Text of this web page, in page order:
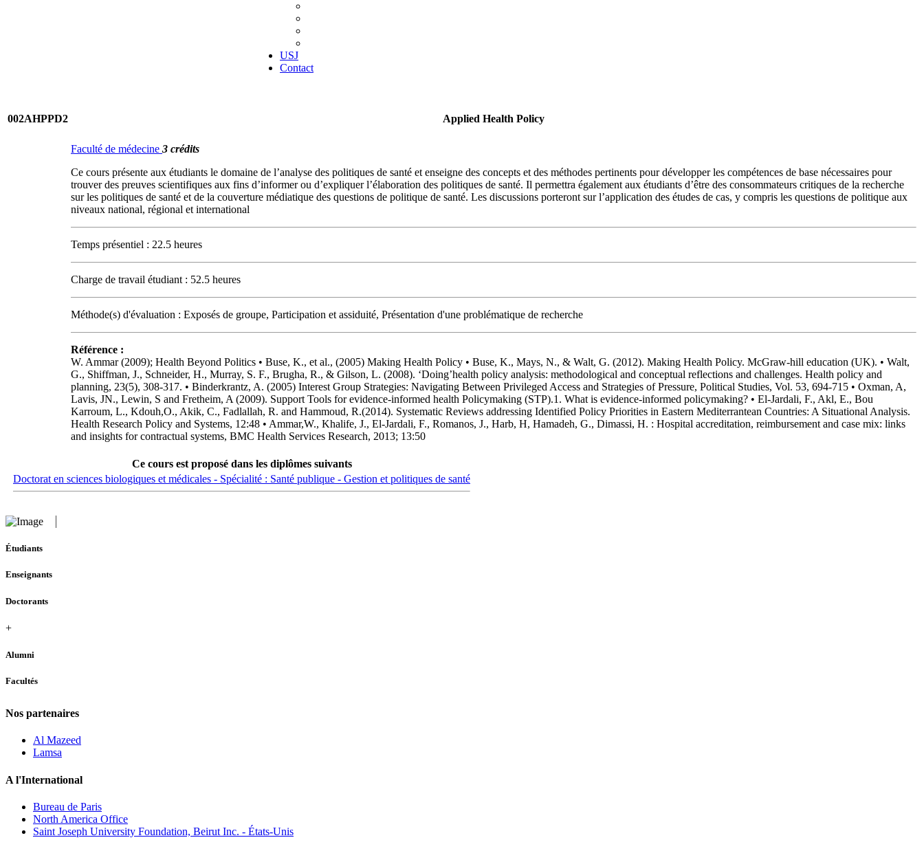
USJ
Contact
002AHPPD2 Applied Health Policy
Faculté de médecine 3 crédits
Ce cours présente aux étudiants le domaine de l’analyse des politiques de santé et enseigne des concepts et des méthodes pertinents pour développer les compétences de base nécessaires pour
trouver des preuves scientifiques aux fins d’informer ou d’expliquer l’élaboration des politiques de santé. Il permettra également aux étudiants d’être des consommateurs critiques de la recherche
sur les politiques de santé et de la couverture médiatique des questions de politique de santé. Les discussions porteront sur l’application des études de cas, y compris les questions de politique aux
niveaux national, régional et international
Temps présentiel : 22.5 heures
Charge de travail étudiant : 52.5 heures
Méthode(s) d'évaluation : Exposés de groupe, Participation et assiduité, Présentation d'une problématique de recherche
Référence :
W. Ammar (2009); Health Beyond Politics • Buse, K., et al., (2005) Making Health Policy • Buse, K., Mays, N., & Walt, G. (2012). Making Health Policy. McGraw-hill education (UK). • Walt,
G., Shiffman, J., Schneider, H., Murray, S. F., Brugha, R., & Gilson, L. (2008). ‘Doing’health policy analysis: methodological and conceptual reflections and challenges. Health policy and
planning, 23(5), 308-317. • Binderkrantz, A. (2005) Interest Group Strategies: Navigating Between Privileged Access and Strategies of Pressure, Political Studies, Vol. 53, 694-715 • Oxman, A,
Lavis, JN., Lewin, S and Fretheim, A (2009). Support Tools for evidence-informed health Policymaking (STP).1. What is evidence-informed policymaking? • El-Jardali, F., Akl, E., Bou
Karroum, L., Kdouh,O., Akik, C., Fadlallah, R. and Hammoud, R.(2014). Systematic Reviews addressing Identified Policy Priorities in Eastern Mediterrantean Countries: A Situational Analysis.
Health Research Policy and Systems, 12:48 • Ammar,W., Khalife, J., El-Jardali, F., Romanos, J., Harb, H, Hamadeh, G., Dimassi, H. : Hospital accreditation, reimbursement and case mix: links
and insights for contractual systems, BMC Health Services Research, 2013; 13:50
Ce cours est proposé dans les diplômes suivants
Doctorat en sciences biologiques et médicales - Spécialité : Santé publique - Gestion et politiques de santé
Étudiants
Enseignants
Doctorants
+
Alumni
Facultés
Nos partenaires
Al Mazeed
Lamsa
A l'International
Bureau de Paris
North America Office
Saint Joseph University Foundation, Beirut Inc. - États-Unis